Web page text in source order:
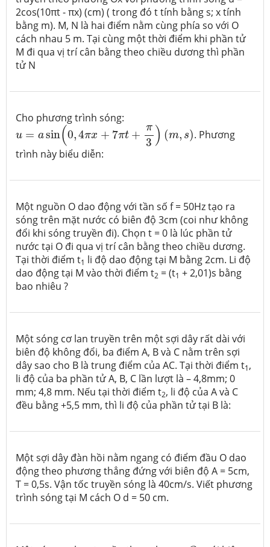
2cos(10πt - πx) (cm) ( trong đó t tính bằng s; x tính
bằng m). M, N là hai điểm nằm cùng phía so với O
cách nhau 5 m. Tại cùng một thời điểm khi phần tử
M đi qua vị trí cân bằng theo chiều dương thì phần
tử N
Cho phương trình sóng:
u = asin(0,4πx + 7πt +
π
3 ) (m, s)
u=a sin(0,4πx+7πt+π m,s)
. Phương
trình này biểu diễn:
Một nguồn O dao động với tần số f = 50Hz tạo ra
sóng trên mặt nước có biên độ 3cm (coi như không
đổi khi sóng truyền đi). Chọn t = 0 là lúc phần tử
nước tại O đi qua vị trí cân bằng theo chiều dương.
Tại thời điểm t1 li độ dao động tại M bằng 2cm. Li độ
dao động tại M vào thời điểm t2 = (t1 + 2,01)s bằng
bao nhiêu ?
Một sóng cơ lan truyền trên một sợi dây rất dài với
biên độ không đổi, ba điểm A, B và C nằm trên sợi
dây sao cho B là trung điểm của AC. Tại thời điểm t1,
li độ của ba phần tử A, B, C lần lượt là – 4,8mm; 0
mm; 4,8 mm. Nếu tại thời điểm t2, li độ của A và C
đều bằng +5,5 mm, thì li độ của phần tử tại B là:
Một sợi dây đàn hồi nằm ngang có điểm đầu O dao
động theo phương thẳng đứng với biên độ A = 5cm,
T = 0,5s. Vận tốc truyền sóng là 40cm/s. Viết phương
trình sóng tại M cách O d = 50 cm.